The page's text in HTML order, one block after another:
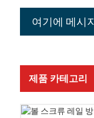
여기에 메시
제품 카테고리